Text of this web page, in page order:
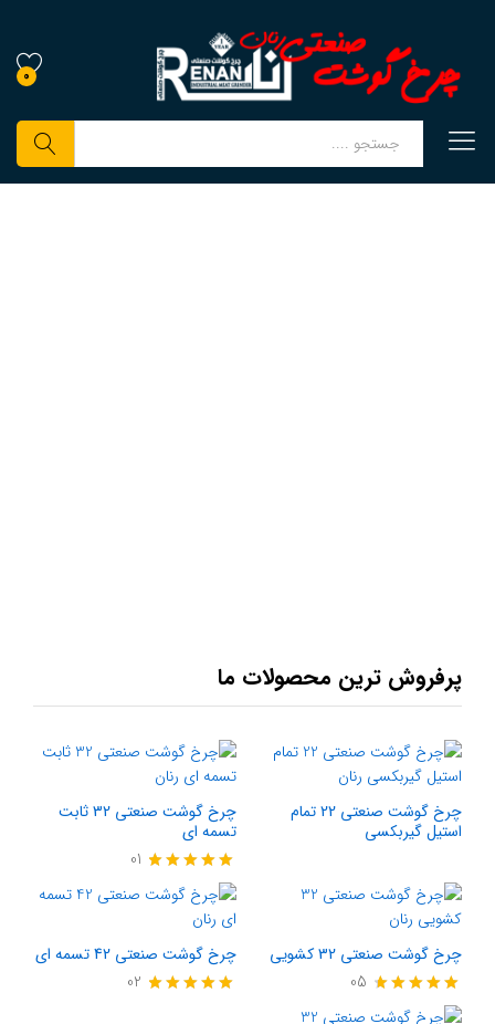
0
جستجو
پرفروش ترین محصولات ما
چرخ گوشت صنعتی 22 تمام
استیل گیربکسی
چرخ گوشت صنعتی 32 ثابت
تسمه ای
امتیاز
5.00
از 5
01
چرخ گوشت صنعتی 32 کشویی
امتیاز
05
چرخ گوشت صنعتی 42 تسمه ای
02